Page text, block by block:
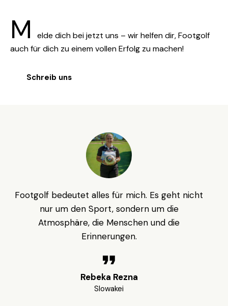
M
elde dich bei jetzt uns – wir helfen dir, Footgolf
auch für dich zu einem vollen Erfolg zu machen!
Schreib uns
Footgolf bedeutet alles für mich. Es geht nicht
nur um den Sport, sondern um die
Atmosphäre, die Menschen und die
Erinnerungen.
Rebeka Rezna
Slowakei